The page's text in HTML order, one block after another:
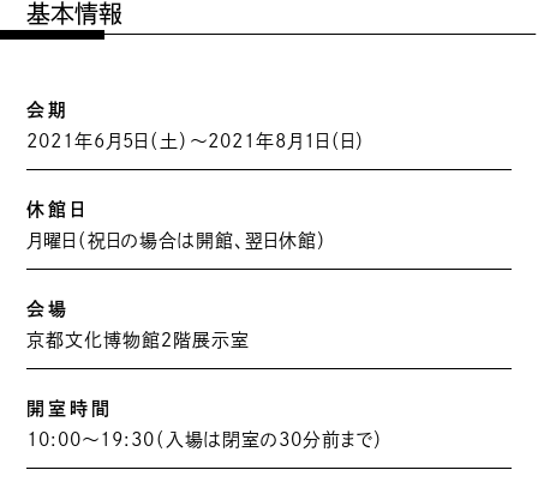
基本情報
会期
2021年6月5日（土）〜2021年8月1日（日）
休館日
月曜日（祝日の場合は開館、翌日休館）
会場
京都文化博物館２階展示室
開室時間
10:00～19:30（入場は閉室の30分前まで）